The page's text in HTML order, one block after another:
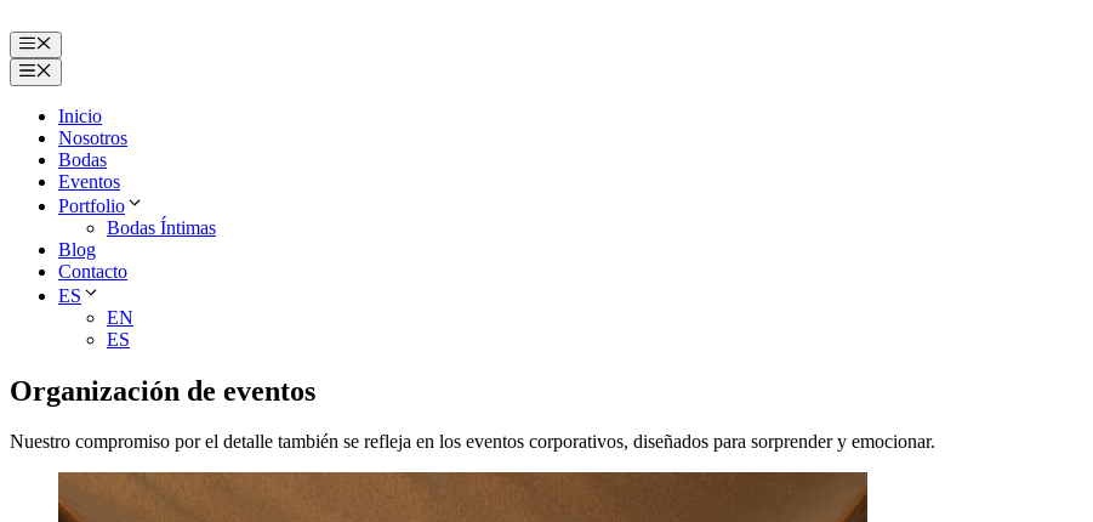
al
contenido
Menú
Menú
Inicio
Nosotros
Bodas
Eventos
Portfolio
Bodas Íntimas
Blog
Contacto
ES
EN
ES
Organización de eventos
Nuestro compromiso por el detalle también se refleja en los eventos corporativos, diseñados para sorprender y emocionar.